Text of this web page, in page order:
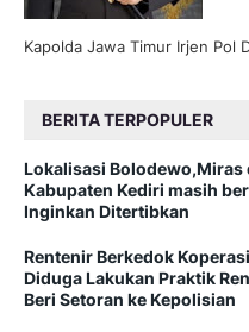
Kapolda Jawa Timur Irjen Pol
BERITA TERPOPULER
Lokalisasi Bolodewo,Miras
Kabupaten Kediri masih
Inginkan Ditertibkan
Rentenir Berkedok
Diduga Lakukan Praktik
Beri Setoran ke Kepolisian